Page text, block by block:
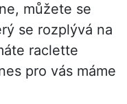
můžete se
se rozplývá na
raclette
pro vás máme